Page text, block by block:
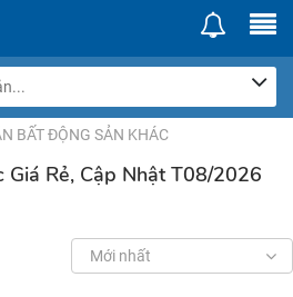
BẤT ĐỘNG SẢN KHÁC
Giá Rẻ, Cập Nhật T08/2026
Mới nhất